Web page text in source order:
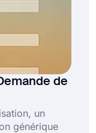
de
un
générique